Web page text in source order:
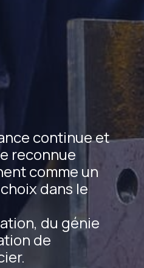
continue et
reconnue
comme un
dans le
du génie
de